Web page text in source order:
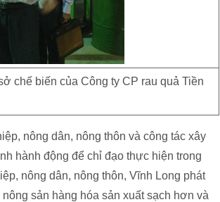
chế biến của Công ty CP rau quả Tiền
nông dân, nông thôn và công tác xây
hành động để chỉ đạo thực hiện trong
nông dân, nông thôn, Vĩnh Long phát
sản hàng hóa sản xuất sạch hơn và